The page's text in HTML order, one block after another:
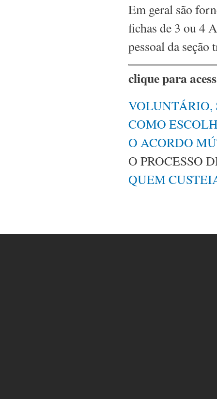
Em geral são
fichas de 3 ou 4
pessoal da seção
clique para
VOLUNTÁRIO,
COMO
O ACORDO
O PROCESSO
QUEM